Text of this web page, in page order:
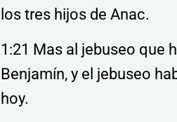
los tres hijos de Anac.
1:21 Mas al jebuseo que
Benjamín, y el jebuseo
hoy.